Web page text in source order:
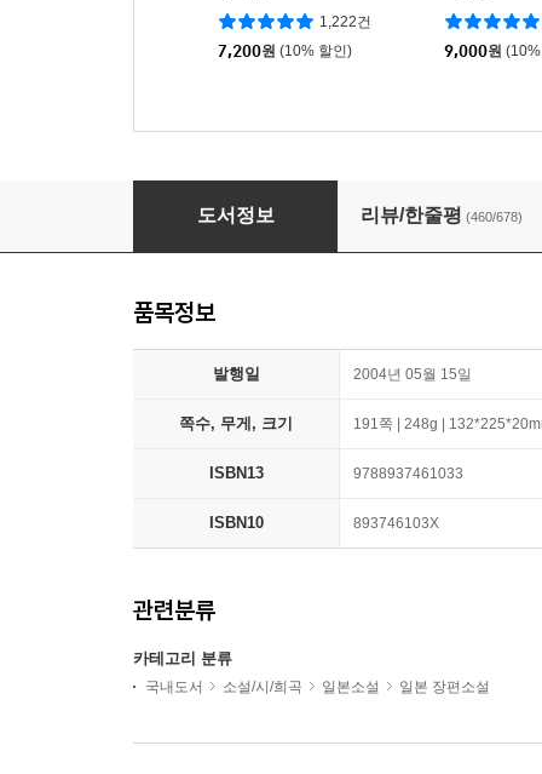
1,222건
7,200원 (10% 할인) 9,000원
인간 실격
도서정보 리뷰/한줄평 (460/678)
품목정보
발행일 2004년 05월 15일
쪽수, 무게, 크기 191쪽 | 248g |
ISBN13 9788937461033
ISBN10 893746103X
관련분류
카테고리 분류
국내도서 소설/시/희곡 일본소설 일본 장편소설